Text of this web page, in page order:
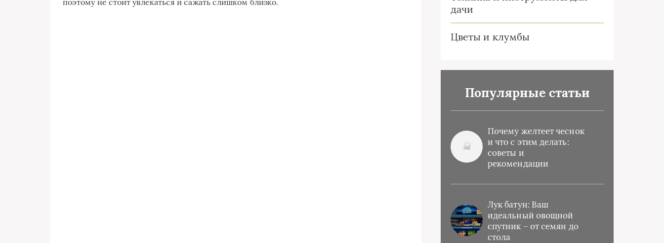
дачи
Цветы и клумбы
Популярные статьи
Почему желтеет чеснок
и что с этим делать:
советы и
рекомендации
Лук батун: Ваш
идеальный овощной
спутник – от семян до
стола